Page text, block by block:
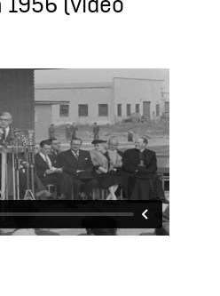
(vidéo